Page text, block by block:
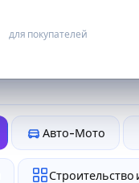
для покупателей
Авто-Мото
Строительство